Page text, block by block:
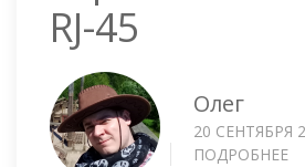
RJ-45
Олег
20 СЕНТЯБРЯ
ПОДРОБНЕЕ